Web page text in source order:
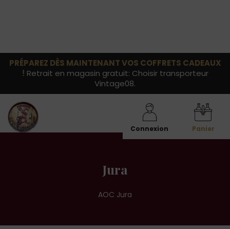
PRÉPAREZ DÈS MAINTENANT VOS COFFRETS CADEAUX
! Retrait en magasin gratuit: Choisir transporteur
Vintage08.
Connexion Panier
Jura
AOC Jura